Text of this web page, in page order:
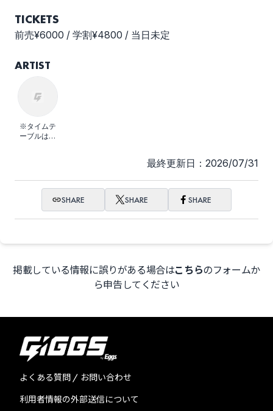
TICKETS
前売¥6000 / 学割¥4800 / 当日未定
ARTIST
※タイムテ
ーブルは画
最終更新日：2026/07/31
SHARE SHARE SHARE
掲載している情報に誤りがある場合はこちらのフォームか
ら申告してください
よくある質問 / お問い合わせ
利用者情報の外部送信について